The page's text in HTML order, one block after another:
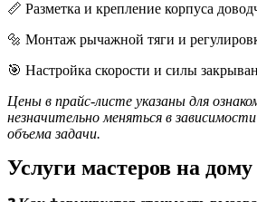
📏 Разметка и крепление корпуса
🔩 Монтаж рычажной тяги и
🎯 Настройка скорости и силы
Цены в прайс-листе указаны для
незначительно меняться в
объема задачи.
Услуги мастеров на дому